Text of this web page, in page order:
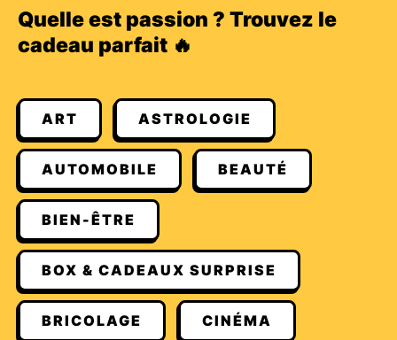
Quelle est passion ? Trouvez le
cadeau parfait 🔥
ART ASTROLOGIE
AUTOMOBILE BEAUTÉ
BIEN-ÊTRE
BOX & CADEAUX SURPRISE
BRICOLAGE CINÉMA